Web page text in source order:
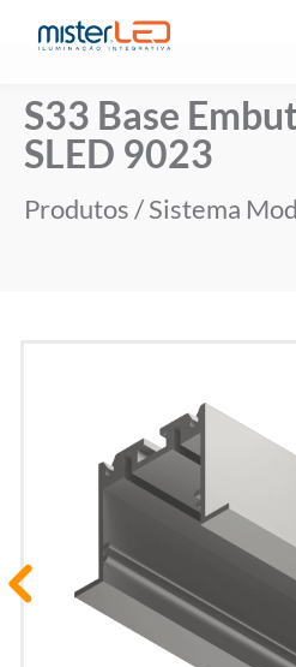
S33 Base
SLED 9023
Produtos/Sistema